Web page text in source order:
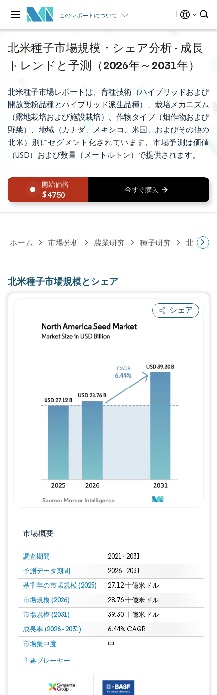
このレポートについて
北米種子市場規模・シェア分析 - 成長
トレンドと予測（2026年～2031年）
北米種子市場レポートは、育種技術（ハイブリッドおよび
開放受粉品種とハイブリッド派生品種）、栽培メカニズム
（露地栽培および施設栽培）、作物タイプ（畑作物および
野菜）、地域（カナダ、メキシコ、米国、およびその他の
北米）別にセグメント化されています。市場予測は価値
（USD）および数量（メートルトン）で提供されます。
4750
ホーム 市場分析 農業研究 種子研究 北米種
北米種子市場規模とシェア
シェア
市場概要
調査期間 2021 - 2031
予測データ期間 2026 - 2031
基準年の市場規模 (2025) 27.12 十億米ドル
市場規模 (2026) 28.76 十億米ドル
市場規模 (2031) 39.30 十億米ドル
成長率 (2026 - 2031) 6.44% CAGR
市場集中度 中
主要プレーヤー
画像 © Mordor Intelligence。再利用にはCC BY 4.0の表示が必要です。